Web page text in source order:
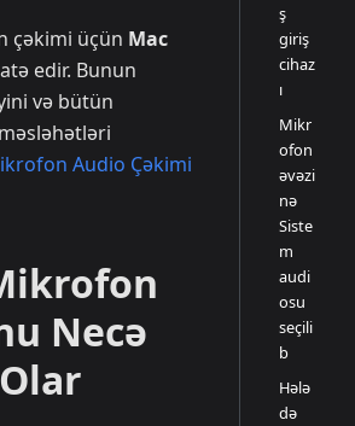
çəkimi üçün Mac
edir. Bunun
və bütün
Audio Çəkimi
Necə
ş
giriş
cihaz
ı
Mikr
ofon
əvəzi
nə
Siste
m
audi
osu
seçili
b
Hələ
də